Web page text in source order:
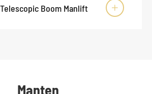
Boom Manlift 
Manten